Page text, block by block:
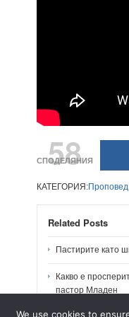
58
СПОДЕЛЯНИЯ
КАТЕГОРИЯ:Проповед
Related Posts
Пастирите като
Какво е
пастор Младен
We use cookies to